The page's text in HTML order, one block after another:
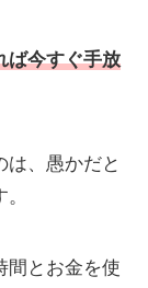
ば今すぐ手放
は、愚かだと
間とお金を使